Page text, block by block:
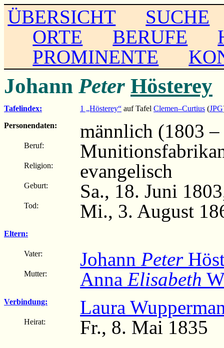
ÜBERSICHT
SUCHE
ORTE
BERUFE
PROMINENTE
Johann Peter Hösterey
Tafelindex: 1 „Hösterey“ auf Tafel Clemen–Curtius (JPG
Personendaten:
männlich (1803
Beruf:
Religion: evangelisch
Geburt: Sa., 18. Juni
Tod: Mi., 3. August
Eltern:
Vater: Johann Peter
Mutter: Anna Elisabeth
Verbindung: Laura
Heirat:
Fr., 8. Mai 1835